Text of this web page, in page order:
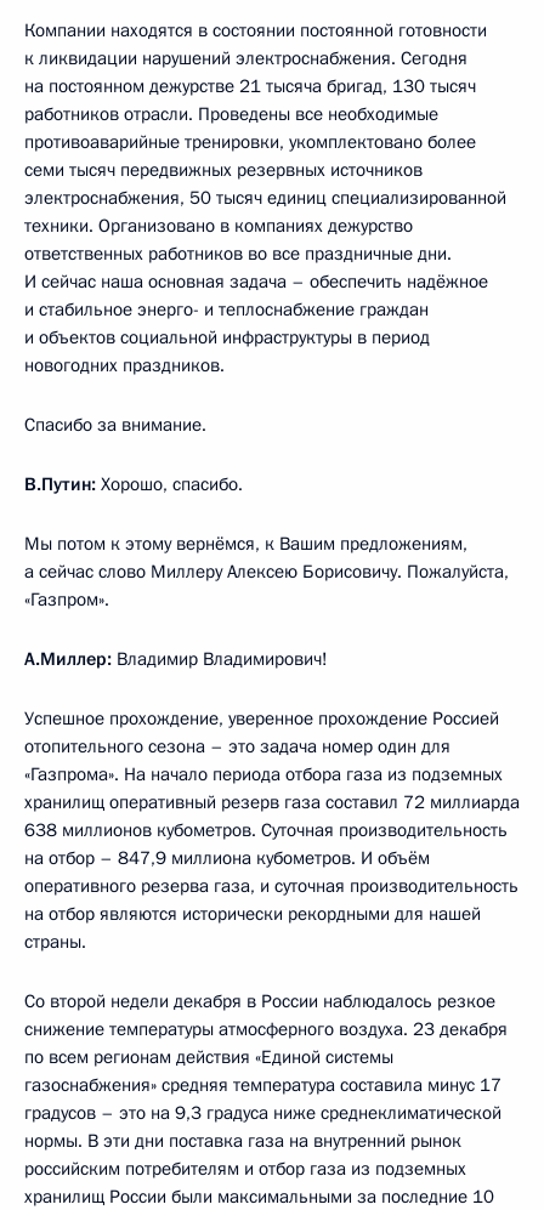
Компании находятся в состоянии постоянной готовности
к ликвидации нарушений электроснабжения. Сегодня
на постоянном дежурстве 21 тысяча бригад, 130 тысяч
работников отрасли. Проведены все необходимые
противоаварийные тренировки, укомплектовано более
семи тысяч передвижных резервных источников
электроснабжения, 50 тысяч единиц специализированной
техники. Организовано в компаниях дежурство
ответственных работников во все праздничные дни.
И сейчас наша основная задача – обеспечить надёжное
и стабильное энерго- и теплоснабжение граждан
и объектов социальной инфраструктуры в период
новогодних праздников.
Спасибо за внимание.
В.Путин: Хорошо, спасибо.
Мы потом к этому вернёмся, к Вашим предложениям,
а сейчас слово Миллеру Алексею Борисовичу. Пожалуйста,
«Газпром».
А.Миллер: Владимир Владимирович!
Успешное прохождение, уверенное прохождение Россией
отопительного сезона – это задача номер один для
«Газпрома». На начало периода отбора газа из подземных
хранилищ оперативный резерв газа составил 72 миллиарда
638 миллионов кубометров. Суточная производительность
на отбор – 847,9 миллиона кубометров. И объём
оперативного резерва газа, и суточная производительность
на отбор являются исторически рекордными для нашей
страны.
Со второй недели декабря в России наблюдалось резкое
снижение температуры атмосферного воздуха. 23 декабря
по всем регионам действия «Единой системы
газоснабжения» средняя температура составила минус 17
градусов – это на 9,3 градуса ниже среднеклиматической
нормы. В эти дни поставка газа на внутренний рынок
российским потребителям и отбор газа из подземных
хранилищ России были максимальными за последние 10